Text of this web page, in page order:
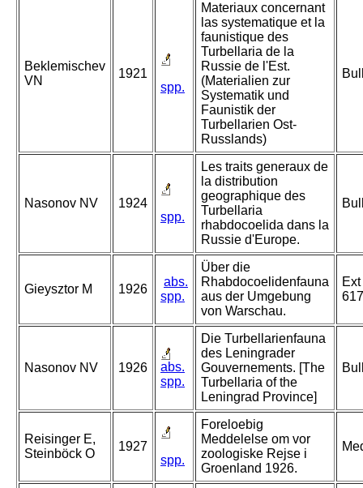
Beklemischev
VN
1921
spp.
Materiaux concernant
las systematique et la
faunistique des
Turbellaria de la
Russie de l'Est.
(Materialien zur
Systematik und
Faunistik der
Turbellarien Ost-
Russlands)
Nasonov NV
1924
spp.
Les traits generaux de
la distribution
geographique des
Turbellaria
rhabdocoelida dans la
Russie d'Europe.
Gieysztor M 1926
abs.
spp.
Über die
Rhabdocoelidenfauna
aus der Umgebung
von Warschau.
Nasonov NV 1926
abs.
spp.
Die Turbellarienfauna
des Leningrader
Gouvernements. [The
Turbellaria of the
Leningrad Province]
Reisinger E,
Steinböck O
1927
spp.
Foreloebig
Meddelelse om vor
zoologiske Rejse i
Groenland 1926.